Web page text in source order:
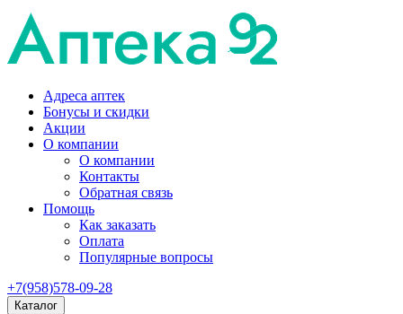
Адреса аптек
Бонусы и скидки
Акции
О компании
О компании
Контакты
Обратная связь
Помощь
Как заказать
Оплата
Популярные вопросы
+7(958)578-09-28
Каталог